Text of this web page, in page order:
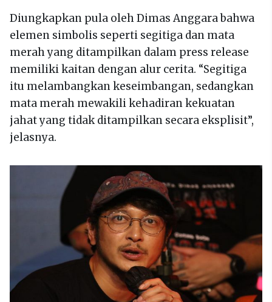
Diungkapkan pula oleh Dimas Anggara bahwa
elemen simbolis seperti segitiga dan mata
merah yang ditampilkan dalam press release
memiliki kaitan dengan alur cerita. “Segitiga
itu melambangkan keseimbangan, sedangkan
mata merah mewakili kehadiran kekuatan
jahat yang tidak ditampilkan secara eksplisit”,
jelasnya.